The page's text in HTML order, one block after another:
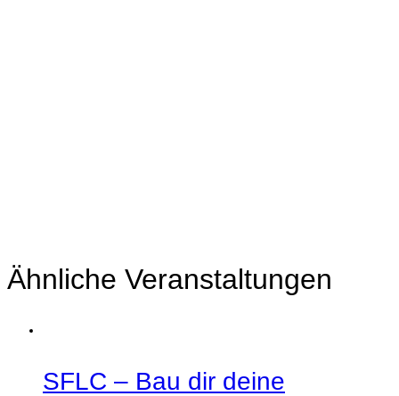
Ähnliche Veranstaltungen
SFLC – Bau dir deine